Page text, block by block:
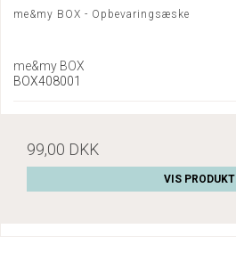
me&my BOX - Opbevaringsæske
me&my BOX
BOX408001
99,00 DKK
VIS PRODUKT